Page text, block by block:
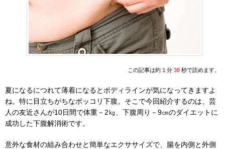
この記事は約 1 分 38 秒で読めます。
夏になるにつれて薄着になるとボディラインが気になってきますよ
ね。特に目立ちがちなポッコリ下腹。そこで今回紹介するのは、芸
人の友近さんが10日間で体重－2㎏、下腹周り－9㎝のダイエットに
成功した下腹解消術です。
意外な食材の組み合わせと簡単なエクササイズで、腸を内側と外側